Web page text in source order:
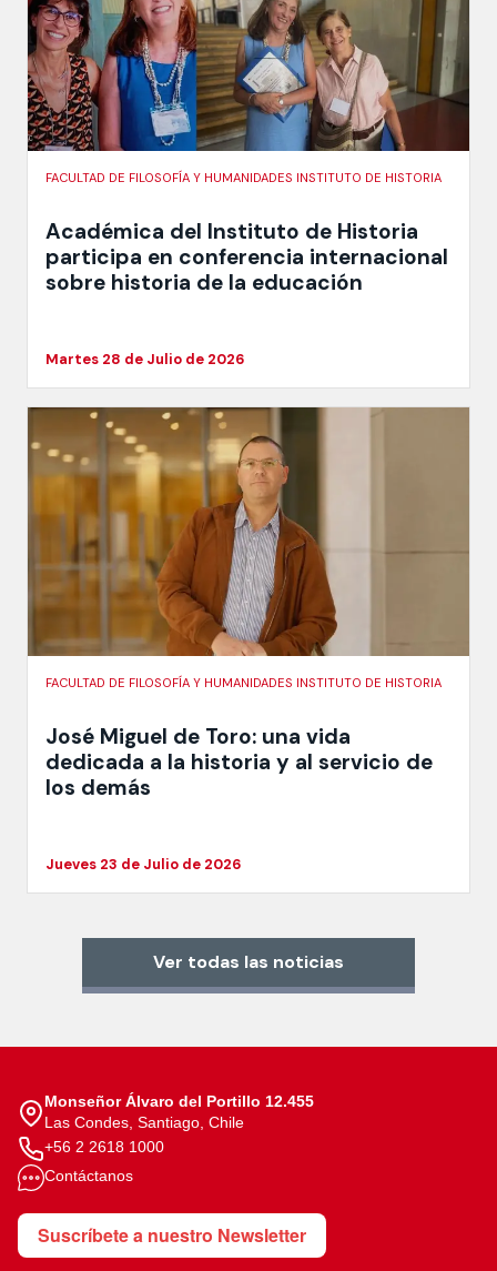
FACULTAD DE FILOSOFÍA Y HUMANIDADES INSTITUTO DE HISTORIA
Académica del Instituto de Historia
participa en conferencia internacional
sobre historia de la educación
Martes 28 de Julio de 2026
FACULTAD DE FILOSOFÍA Y HUMANIDADES INSTITUTO DE HISTORIA
José Miguel de Toro: una vida
dedicada a la historia y al servicio de
los demás
Jueves 23 de Julio de 2026
Ver todas las noticias
Monseñor Álvaro del Portillo 12.455
Las Condes, Santiago, Chile
+56 2 2618 1000
Contáctanos
Suscríbete a nuestro Newsletter